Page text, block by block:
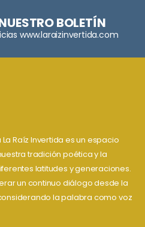
BOLETÍN
www.laraizinvertida.com
Raíz Invertida es un espacio
tradición poética y la
latitudes y generaciones.
un continuo diálogo desde la
la palabra como voz